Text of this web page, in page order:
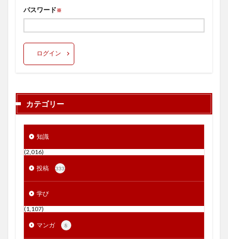
パスワード※
ログイン
カテゴリー
知識
(2,016)
投稿 333
学び
(1,107)
マンガ 8